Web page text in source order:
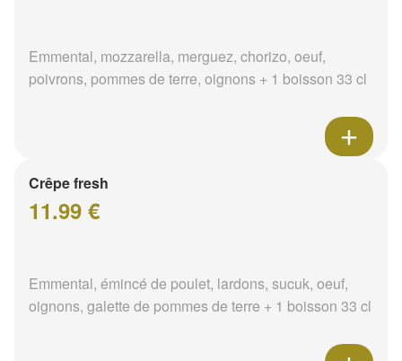
Emmental, mozzarella, merguez, chorizo, oeuf,
poivrons, pommes de terre, oignons + 1 boisson 33 cl
Crêpe fresh
11.99 €
Emmental, émincé de poulet, lardons, sucuk, oeuf,
oignons, galette de pommes de terre + 1 boisson 33 cl